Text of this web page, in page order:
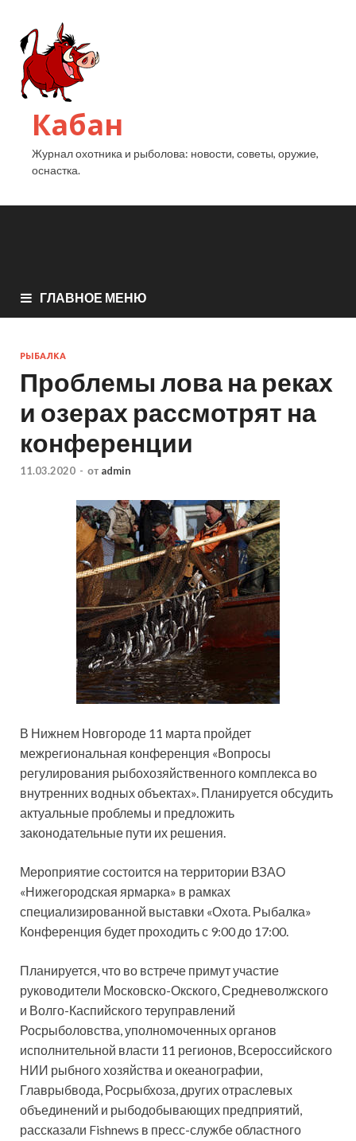
Кабан
Журнал охотника и рыболова: новости, советы, оружие,
оснастка.
ГЛАВНОЕ МЕНЮ
РЫБАЛКА
Проблемы лова на реках
и озерах рассмотрят на
конференции
11.03.2020 - от admin
В Нижнем Новгороде 11 марта пройдет
межрегиональная конференция «Вопросы
регулирования рыбохозяйственного комплекса во
внутренних водных объектах». Планируется обсудить
актуальные проблемы и предложить
законодательные пути их решения.
Мероприятие состоится на территории ВЗАО
«Нижегородская ярмарка» в рамках
специализированной выставки «Охота. Рыбалка»
Конференция будет проходить с 9:00 до 17:00.
Планируется, что во встрече примут участие
руководители Московско-Окского, Средневолжского
и Волго-Каспийского теруправлений
Росрыболовства, уполномоченных органов
исполнительной власти 11 регионов, Всероссийского
НИИ рыбного хозяйства и океанографии,
Главрыбвода, Росрыбхоза, других отраслевых
объединений и рыбодобывающих предприятий,
рассказали Fishnews в пресс-службе областного